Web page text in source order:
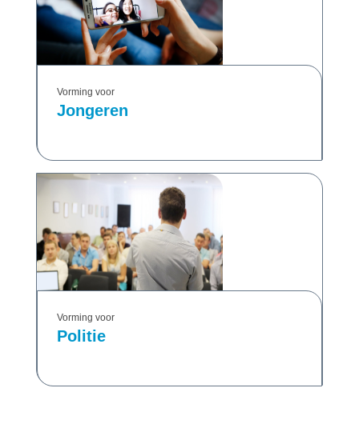
Vorming voor
Jongeren
Vorming voor
Politie